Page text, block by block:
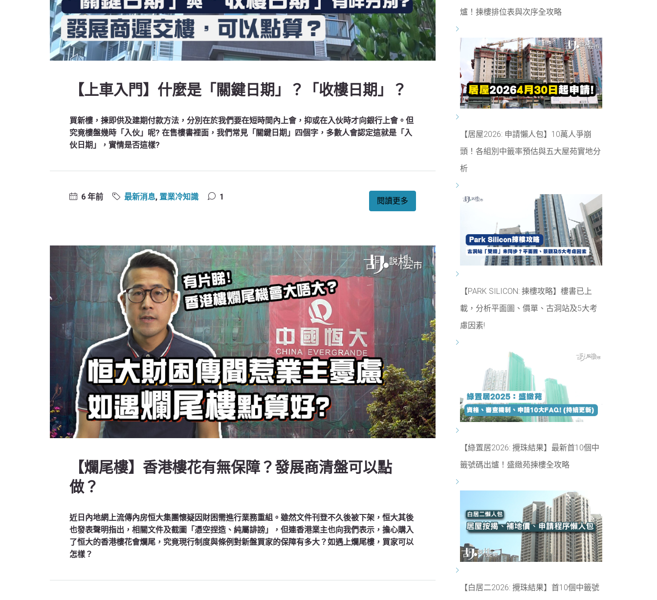
【上車入門】什麼是「關鍵日期」？「收樓日期」？
買新樓，揀即供及建期付款方法，分別在於我們要在短時間內上會，抑或在入伙時才向銀行上會。但
究竟樓盤幾時「入伙」呢? 在售樓書裡面，我們常見「關鍵日期」四個字，多數人會認定這就是「入
伙日期」，實情是否這樣?
6 年前 最新消息, 置業冷知識 1 閱讀更多
【爛尾樓】香港樓花有無保障？發展商清盤可以點
做？
近日內地網上流傳內房恒大集團懷疑因財困需進行業務重組。雖然文件刊登不久後被下架，恒大其後
也發表聲明指出，相關文件及截圖「憑空捏造、純屬誹謗」，但連香港業主也向我們表示，擔心購入
了恒大的香港樓花會爛尾，究竟現行制度與條例對新盤買家的保障有多大？如遇上爛尾樓，買家可以
怎樣？
爐！揀樓排位表與次序全攻略
【居屋2026: 申請懶人包】10萬人爭崩
頭！各組別中籤率預估與五大屋苑實地分
析
【PARK SILICON: 揀樓攻略】樓書已上
載，分析平面圖、價單、古洞站及5大考
慮因素!
【綠置居2026: 攪珠結果】最新首10個中
籤號碼出爐！盛緻苑揀樓全攻略
【白居二2026: 攪珠結果】首10個中籤號